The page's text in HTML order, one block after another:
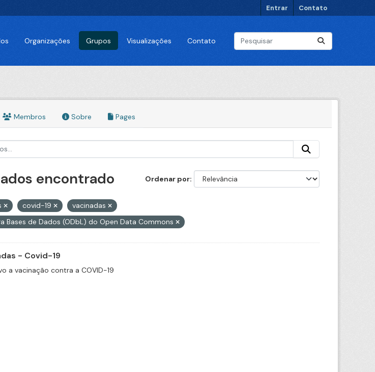
Entrar Contato
Organizações Grupos Visualizações Contato
Membros Sobre Pages
Ordenar por
encontrado
covid-19
vacinadas
Bases de Dados (ODbL) do Open Data Commons
- Covid-19
a vacinação contra a COVID-19